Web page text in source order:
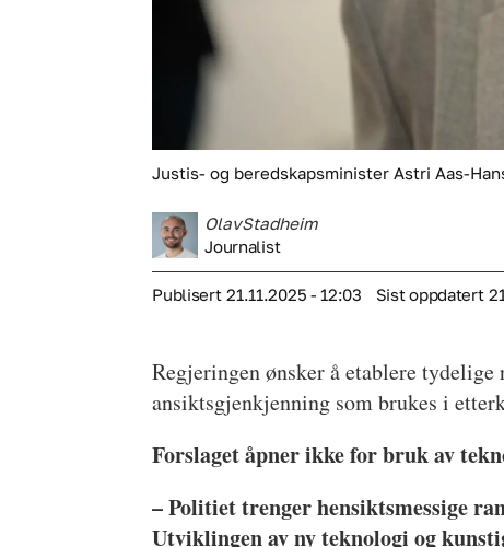
Justis- og beredskapsminister Astri Aas-
OlavStadheim
Journalist
Publisert 21.11.2025 - 12:03 Sist oppdatert
Regjeringen ønsker å etablere
ansiktsgjenkjenning som brukes i
Forslaget åpner ikke for bruk av
– Politiet trenger hensiktsmessige
Utviklingen av ny teknologi og